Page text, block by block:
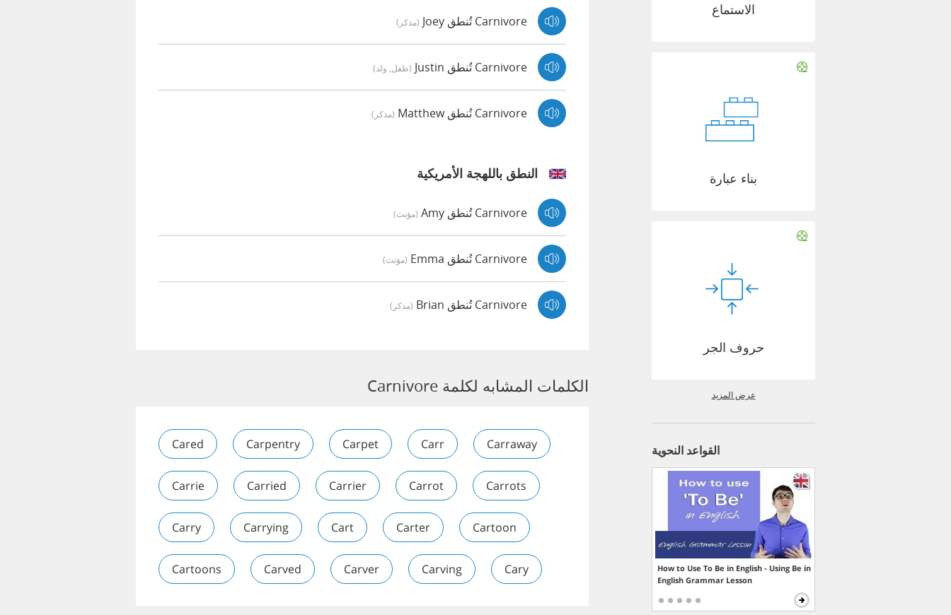
Carnivore تُنطق Joey (مذكر)
Carnivore تُنطق Justin (طفل, ولد)
Carnivore تُنطق Matthew (مذكر)
النطق باللهجة الأمريكية
Carnivore تُنطق Amy (مؤنث)
Carnivore تُنطق Emma (مؤنث)
Carnivore تُنطق Brian (مذكر)
الكلمات المشابه لكلمة Carnivore
Cared Carpentry Carpet Carr Carraway
Carrie Carried Carrier Carrot Carrots
Carry Carrying Cart Carter Cartoon
Cartoons Carved Carver Carving Cary
الاستماع
بناء عبارة
حروف الجر
عرض المزيد
القواعد النحوية
How to Use To Be in English - Using Be in
English Grammar Lesson